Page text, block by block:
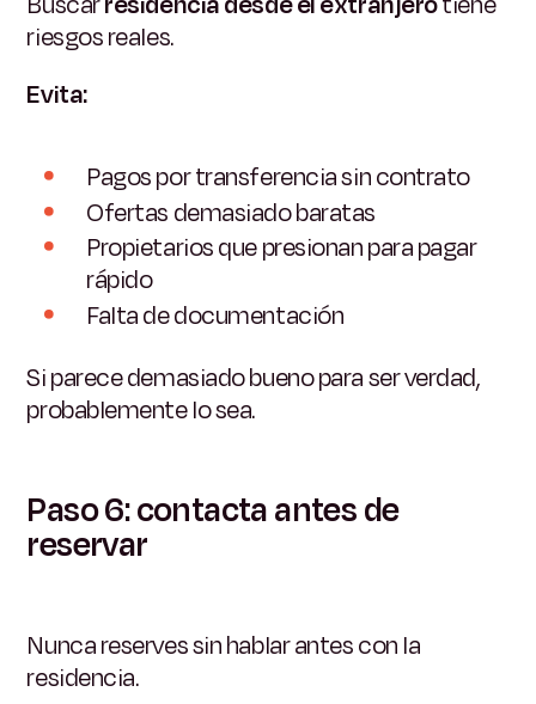
riesgos reales.
Evita:
Pagos por transferencia sin contrato
Ofertas demasiado baratas
Propietarios que presionan para pagar
rápido
Falta de documentación
Si parece demasiado bueno para ser verdad,
probablemente lo sea.
Paso 6: contacta antes de
reservar
Nunca reserves sin hablar antes con la
residencia.